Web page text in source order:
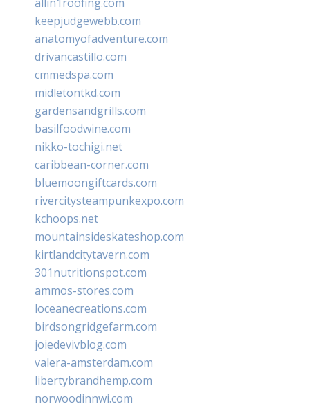
keepjudgewebb.com
anatomyofadventure.com
drivancastillo.com
cmmedspa.com
midletontkd.com
gardensandgrills.com
basilfoodwine.com
nikko-tochigi.net
caribbean-corner.com
bluemoongiftcards.com
rivercitysteampunkexpo.com
kchoops.net
mountainsideskateshop.com
kirtlandcitytavern.com
301nutritionspot.com
ammos-stores.com
loceanecreations.com
birdsongridgefarm.com
joiedevivblog.com
valera-amsterdam.com
libertybrandhemp.com
norwoodinnwi.com